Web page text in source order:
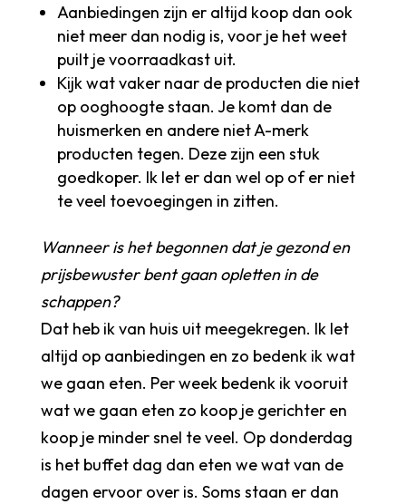
Aanbiedingen zijn er altijd koop dan ook
niet meer dan nodig is, voor je het weet
puilt je voorraadkast uit.
Kijk wat vaker naar de producten die niet
op ooghoogte staan. Je komt dan de
huismerken en andere niet A-merk
producten tegen. Deze zijn een stuk
goedkoper. Ik let er dan wel op of er niet
te veel toevoegingen in zitten.
Wanneer is het begonnen dat je gezond en
prijsbewuster bent gaan opletten in de
schappen?
Dat heb ik van huis uit meegekregen. Ik let
altijd op aanbiedingen en zo bedenk ik wat
we gaan eten. Per week bedenk ik vooruit
wat we gaan eten zo koop je gerichter en
koop je minder snel te veel. Op donderdag
is het buffet dag dan eten we wat van de
dagen ervoor over is. Soms staan er dan